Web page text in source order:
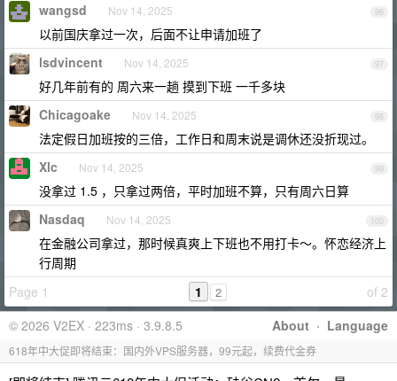
96
wangsd Nov 14, 2025
以前国庆拿过一次，后面不让申请加班了
97
lsdvincent Nov 14, 2025
好几年前有的 周六来一趟 摸到下班 一千多块
98
Chicagoake Nov 14, 2025
法定假日加班按的三倍，工作日和周末说是调休还没折现过。
99
Xlc Nov 14, 2025
没拿过 1.5 ，只拿过两倍，平时加班不算，只有周六日算
100
Nasdaq Nov 14, 2025
在金融公司拿过，那时候真爽上下班也不用打卡～。怀恋经济上
行周期
Page 1
of 2
1 2
About · Language
© 2026 V2EX · 223ms · 3.9.8.5
618年中大促即将结束：国内外VPS服务器，99元起，续费代金券